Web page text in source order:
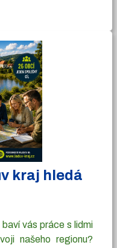
kraj hledá
vás práce s lidmi
našeho regionu?